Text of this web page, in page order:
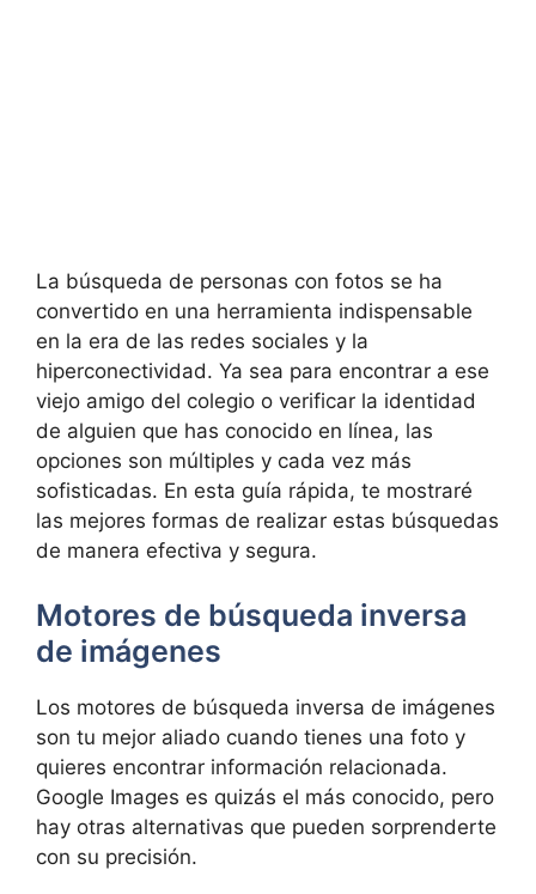
La búsqueda de personas con fotos se ha
convertido en una herramienta indispensable
en la era de las redes sociales y la
hiperconectividad. Ya sea para encontrar a ese
viejo amigo del colegio o verificar la identidad
de alguien que has conocido en línea, las
opciones son múltiples y cada vez más
sofisticadas. En esta guía rápida, te mostraré
las mejores formas de realizar estas búsquedas
de manera efectiva y segura.
Motores de búsqueda inversa
de imágenes
Los motores de búsqueda inversa de imágenes
son tu mejor aliado cuando tienes una foto y
quieres encontrar información relacionada.
Google Images es quizás el más conocido, pero
hay otras alternativas que pueden sorprenderte
con su precisión.